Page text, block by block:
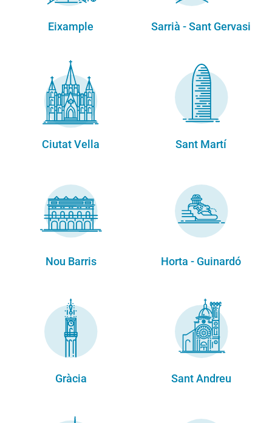
Eixample Sarrià - Sant Gervasi
Ciutat Vella Sant Martí
Nou Barris Horta - Guinardó
Gràcia Sant Andreu